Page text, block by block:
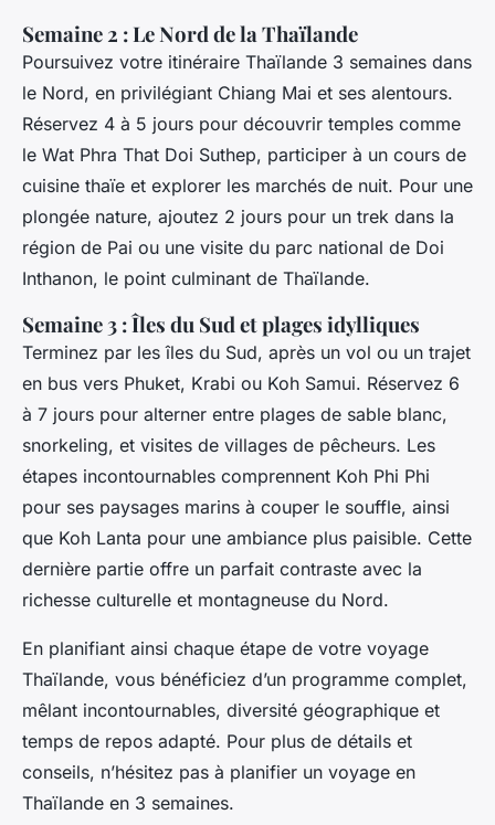
Semaine 2 : Le Nord de la Thaïlande
Poursuivez votre itinéraire Thaïlande 3 semaines dans
le Nord, en privilégiant Chiang Mai et ses alentours.
Réservez 4 à 5 jours pour découvrir temples comme
le Wat Phra That Doi Suthep, participer à un cours de
cuisine thaïe et explorer les marchés de nuit. Pour une
plongée nature, ajoutez 2 jours pour un trek dans la
région de Pai ou une visite du parc national de Doi
Inthanon, le point culminant de Thaïlande.
Semaine 3 : Îles du Sud et plages idylliques
Terminez par les îles du Sud, après un vol ou un trajet
en bus vers Phuket, Krabi ou Koh Samui. Réservez 6
à 7 jours pour alterner entre plages de sable blanc,
snorkeling, et visites de villages de pêcheurs. Les
étapes incontournables comprennent Koh Phi Phi
pour ses paysages marins à couper le souffle, ainsi
que Koh Lanta pour une ambiance plus paisible. Cette
dernière partie offre un parfait contraste avec la
richesse culturelle et montagneuse du Nord.
En planifiant ainsi chaque étape de votre voyage
Thaïlande, vous bénéficiez d’un programme complet,
mêlant incontournables, diversité géographique et
temps de repos adapté. Pour plus de détails et
conseils, n’hésitez pas à planifier un voyage en
Thaïlande en 3 semaines.